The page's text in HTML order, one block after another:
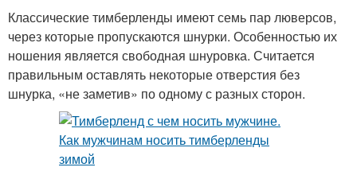
Классические тимберленды имеют семь пар люверсов,
через которые пропускаются шнурки. Особенностью их
ношения является свободная шнуровка. Считается
правильным оставлять некоторые отверстия без
шнурка, «не заметив» по одному с разных сторон.